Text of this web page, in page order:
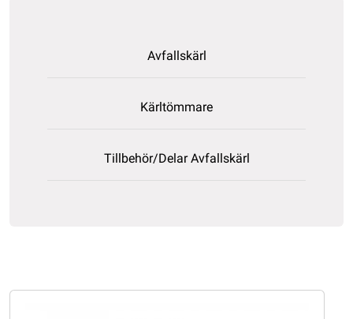
Avfallskärl
Kärltömmare
Tillbehör/Delar Avfallskärl